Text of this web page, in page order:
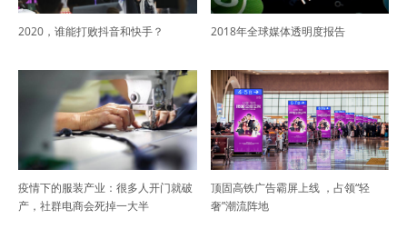
2020，谁能打败抖音和快手？ 2018年全球媒体透明度报告
疫情下的服装产业：很多人开门就破
产，社群电商会死掉一大半
顶固高铁广告霸屏上线 ，占领“轻
奢”潮流阵地